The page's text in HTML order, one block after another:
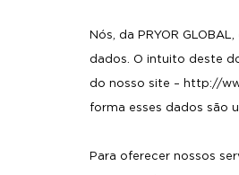
Nós, da PRYOR
dados. O intuito deste
do nosso site – http://
forma esses dados são
Para oferecer nossos